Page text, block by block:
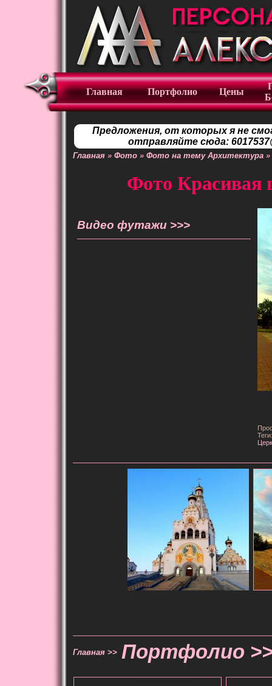
Главная Портфолио Цены
Предложения, от которых я не
отправляйте сюда:
Главная » Фото » Фото на тему Архитектура »
Фото Красивая
Видео футажи >>>
Главная >> Портфолио